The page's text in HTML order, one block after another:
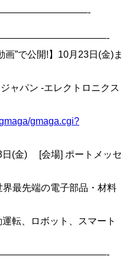
”で公開!】10月23日(金)ま
パン -エレクトロニクス
gmaga.cgi?
日(金) [会場] ポートメッセ
最先端の電子部品・材料
転、ロボット、スマート